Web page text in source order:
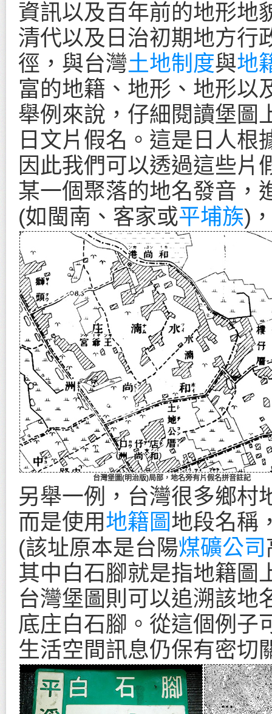
資訊以及百年前的地形地
清代以及日治初期地方行
徑，與台灣土地制度與地
富的地籍、地形、地形以
舉例來說，仔細閱讀堡圖
日文片假名。這是日人根
因此我們可以透過這些片
某一個聚落的地名發音，
(如閩南、客家或平埔族)
台灣堡圖(明治版)局部，地名旁有片假名拼音註記
另舉一例，台灣很多鄉村
而是使用地籍圖地段名稱
(該址原本是台陽煤礦公司
其中白石腳就是指地籍圖
台灣堡圖則可以追溯該地
底庄白石腳。從這個例子
生活空間訊息仍保有密切